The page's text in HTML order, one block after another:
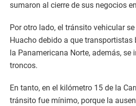
sumaron al cierre de sus negocios
Por otro lado, el tránsito vehicular
Huacho debido a que transportistas
la Panamericana Norte, además, se
troncos.
En tanto, en el kilómetro 15 de la
tránsito fue mínimo, porque la